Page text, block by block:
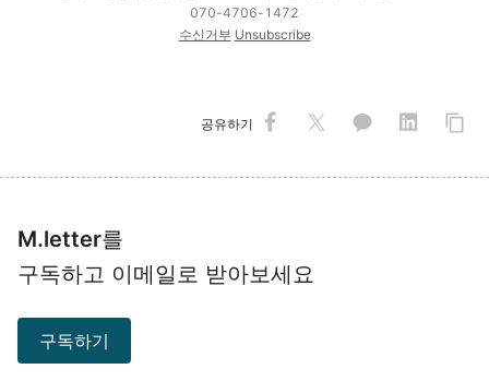
070-4706-1472
수신거부 Unsubscribe
공유하기
M.letter를
구독하고 이메일로 받아보세요
구독하기